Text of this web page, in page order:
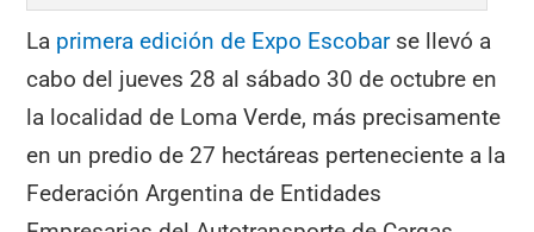
La primera edición de Expo Escobarse llevó a
cabo del jueves 28 al sábado 30 de octubre en
la localidad de Loma Verde, más precisamente
en un predio de 27 hectáreas perteneciente a la
Federación Argentina de Entidades